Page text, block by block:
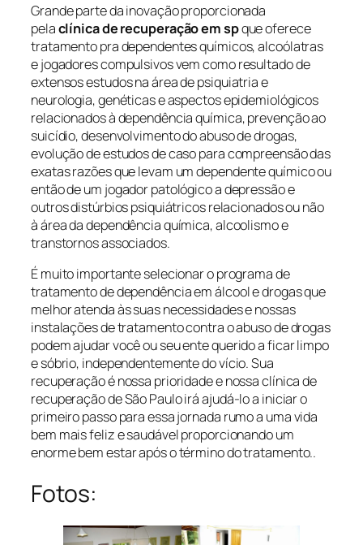
Grande parte da inovação proporcionada
pelaclínica de recuperação em spque oferece
tratamento pra dependentes químicos, alcoólatras
e jogadores compulsivos vem como resultado de
extensos estudos na área de psiquiatria e
neurologia, genéticas e aspectos epidemiológicos
relacionados à dependência química, prevenção ao
suicídio, desenvolvimento do abuso de drogas,
evolução de estudos de caso para compreensão das
exatas razões que levam um dependente químico ou
então de um jogador patológico a depressão e
outros distúrbios psiquiátricos relacionados ou não
à área da dependência química, alcoolismo e
transtornos associados.
É muito importante selecionar o programa de
tratamento de dependência em álcool e drogas que
melhor atenda às suas necessidades e nossas
instalações de tratamento contra o abuso de drogas
podem ajudar você ou seu ente querido a ficar limpo
e sóbrio, independentemente do vício. Sua
recuperação é nossa prioridade e nossa clínica de
recuperação de São Paulo irá ajudá-lo a iniciar o
primeiro passo para essa jornada rumo a uma vida
bem mais feliz e saudável proporcionando um
enorme bem estar após o término do tratamento..
Fotos: